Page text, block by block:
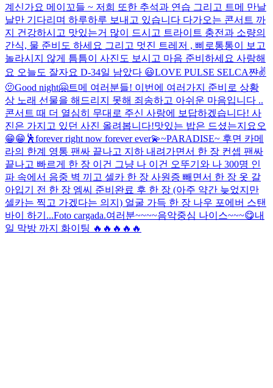
계신가요 메이꼬들 ~ 저희 또한 추석과 연습 그리고 트메 만날
날만 기다리며 하루하루 보내고 있습니다 다가오는 콘서트 까
지 건강하시고 맛있는거 많이 드시고 트라이트 충전과 소량의
간식, 물 준비도 하세요 그리고 멋진 트레저 , 삐로통통이 보고
놀라시지 않게 틈틈이 사진도 보시고 마음 준비하세요 사랑해
요 오늘도 잘자요 D-34일 남았다 😃LOVE PULSE SELCA쨘✌️
🫤Good night🤗트메 여러분들! 이번에 여러가지 준비로 상황
상 노래 선물을 해드리지 못해 죄송하고 아쉬운 마음입니다 ..
콘서트 때 더 열심히 무대로 주신 사랑에 보답하겠습니다! 사
진은 가지고 있던 사진 올려봅니다!맛있는 밥은 드셨는지요오
😁😁 🕺forever right now forever ever💫~PARADISE~ 후면 카메
라의 한계 영통 팬싸 끝나고 지하 내려가면서 한 장 컨셉 팬싸
끝나고 빠르게 한 장 이건 그냥 나 이건 오뚜기와 나 300명 인
파 속에서 음중 벽 끼고 셀카 한 장 사원증 빼면서 한 장 옷 갈
아입기 전 한 장 엠씨 준비완료 후 한 장 (아주 약간 늦었지만
셀카는 찍고 가겠다는 의지) 얼굴 가득 한 장 나우 포에버 스탠
바이 하기...Foto cargada.여러분~~~~음악중심 나이스~~~😋내
일 막방 까지 화이팅 🔥🔥🔥🔥🔥